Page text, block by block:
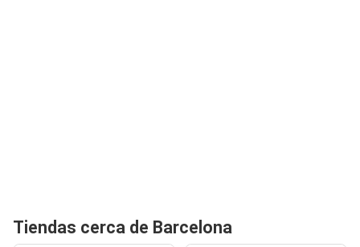
Tiendas cerca de Barcelona